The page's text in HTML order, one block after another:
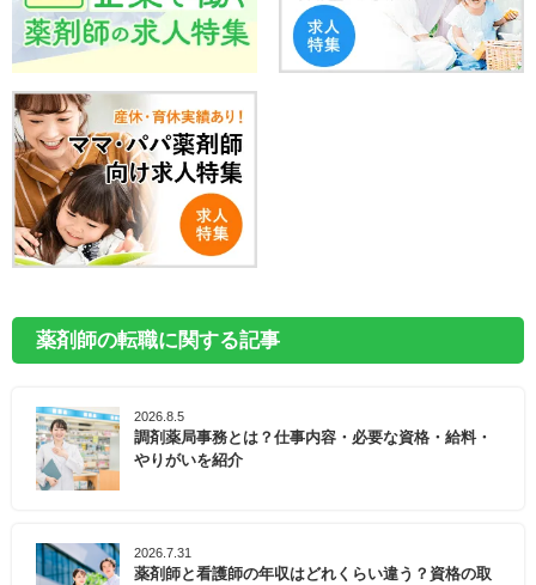
薬剤師の転職に関する記事
2026.8.5
調剤薬局事務とは？仕事内容・必要な資格・給料・
やりがいを紹介
2026.7.31
薬剤師と看護師の年収はどれくらい違う？資格の取